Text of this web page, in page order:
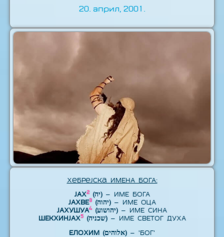
20. април, 2001.
Хебрејска ИМЕНА БОГА:
ЈАХ2 (יה)– ИМЕ БОГА
ЈАХВЕ3 (יהוה)– ИМЕ ОЦА
ЈАХУШУА4 (יהושוע)– ИМЕ СИНА
ШЕКХИНЈАХ5 (שכניה)– ИМЕ СВЕТОГ ДУХА
ЕЛОХИМ (אלוהים)– 'БОГ'